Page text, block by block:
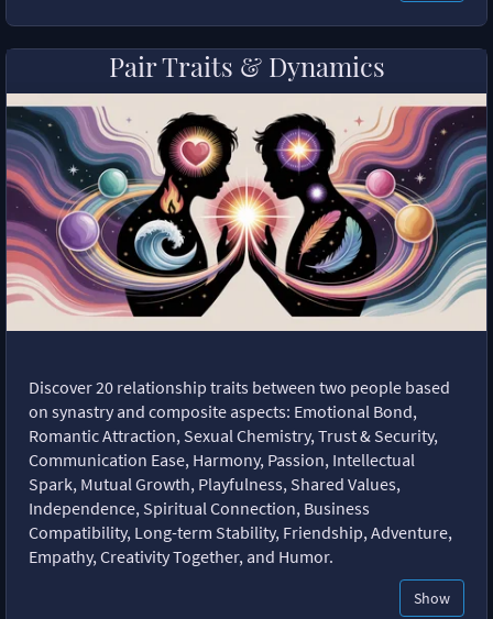
Pair Traits & Dynamics
Discover 20 relationship traits between two people based
on synastry and composite aspects: Emotional Bond,
Romantic Attraction, Sexual Chemistry, Trust & Security,
Communication Ease, Harmony, Passion, Intellectual
Spark, Mutual Growth, Playfulness, Shared Values,
Independence, Spiritual Connection, Business
Compatibility, Long-term Stability, Friendship, Adventure,
Empathy, Creativity Together, and Humor.
Show